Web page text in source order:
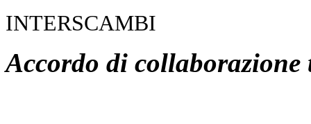
INTERSCAMBI
Accordo di